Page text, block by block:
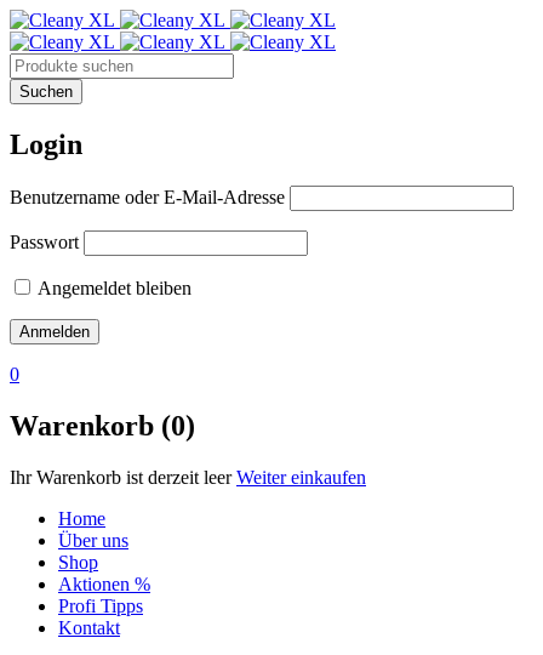
Login
Benutzername oder E-Mail-Adresse
Passwort
Angemeldet bleiben
0
Warenkorb (0)
Ihr Warenkorb ist derzeit leer Weiter einkaufen
Home
Über uns
Shop
Aktionen %
Profi Tipps
Kontakt